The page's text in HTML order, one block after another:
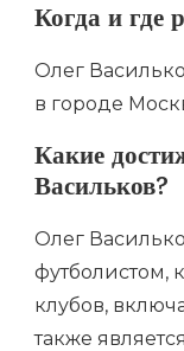
Когда и где
Олег
в городе
Какие
Васильков?
Олег
футболистом,
клубов,
также